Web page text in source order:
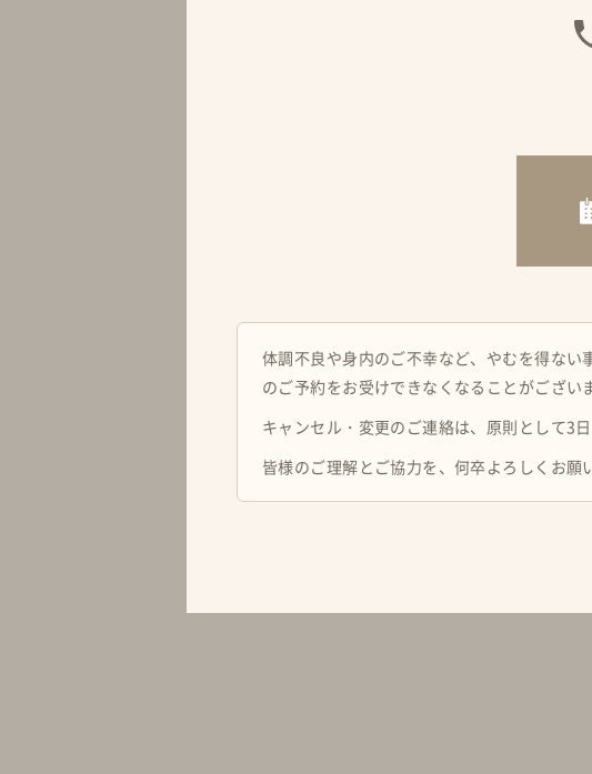
体調不良や身内のご不幸など、やむを得な
のご予約をお受けできなくなることがござい
キャンセル・変更のご連絡は、原則として3
皆様のご理解とご協力を、何卒よろしくお願